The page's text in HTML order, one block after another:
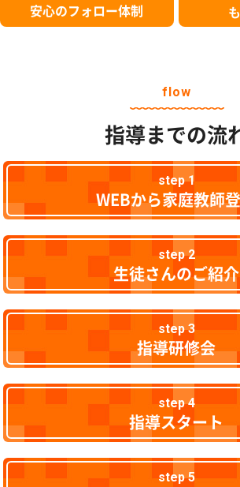
安心のフォロー体制
flow
指導までの流
step 1
WEBから家庭教師
step 2
生徒さんのご紹介
step 3
指導研修会
step 4
指導スタート
step 5